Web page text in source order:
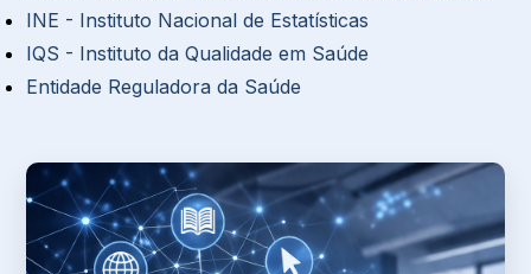
INE - Instituto Nacional de Estatísticas
IQS - Instituto da Qualidade em Saúde
Entidade Reguladora da Saúde